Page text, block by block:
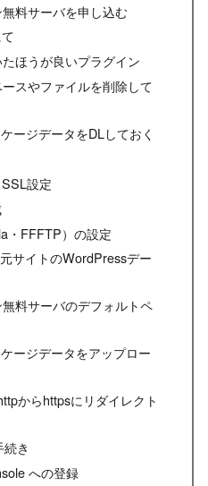
料サーバを申し込む
ほうが良いプラグイン
スやファイルを削除して
ージデータをDLしておく
設定
・FFFTP）の設定
サイトのWordPressデー
料サーバのデフォルトペ
ージデータをアップロー
からhttpsにリダイレクト
き
への登録